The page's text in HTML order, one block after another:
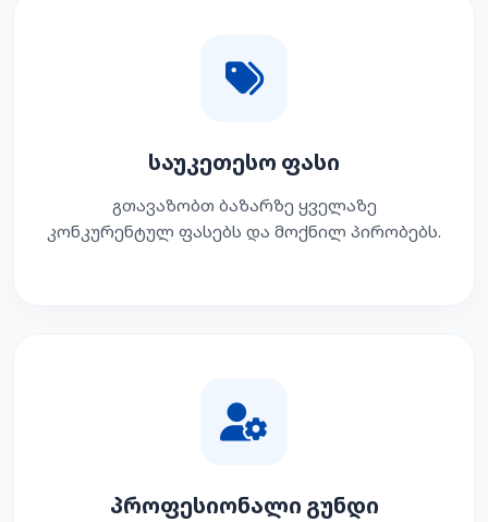
საუკეთესო ფასი
გთავაზობთ ბაზარზე ყველაზე
კონკურენტულ ფასებს და მოქნილ პირობებს.
პროფესიონალი გუნდი